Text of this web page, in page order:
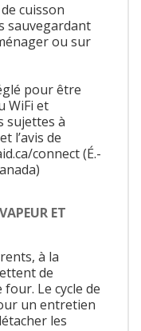
cuisson
sauvegardant
ou sur
pour être
WiFi et
sujettes à
l’avis de
connect (É.-
ET
à la
de
Le cycle de
un entretien
les